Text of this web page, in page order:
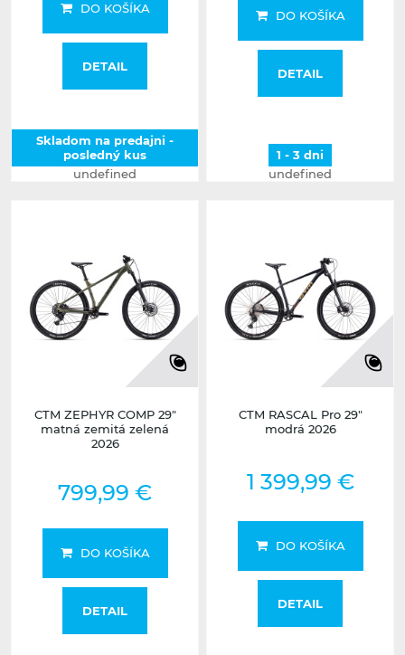
DO KOŠÍKA
DETAIL
Skladom na predajni -
posledný kus
undefined
DO KOŠÍKA
DETAIL
1 - 3 dni
undefined
CTM ZEPHYR COMP 29"
matná zemitá zelená
2026
799,99 €
DO KOŠÍKA
DETAIL
CTM RASCAL Pro 29"
modrá 2026
1 399,99 €
DO KOŠÍKA
DETAIL